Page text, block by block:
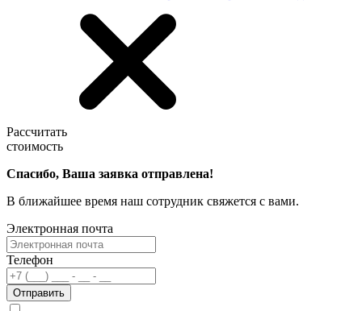
Рассчитать
стоимость
Спасибо, Ваша заявка отправлена!
В ближайшее время наш сотрудник свяжется с вами.
Электронная почта
Телефон
Отправить